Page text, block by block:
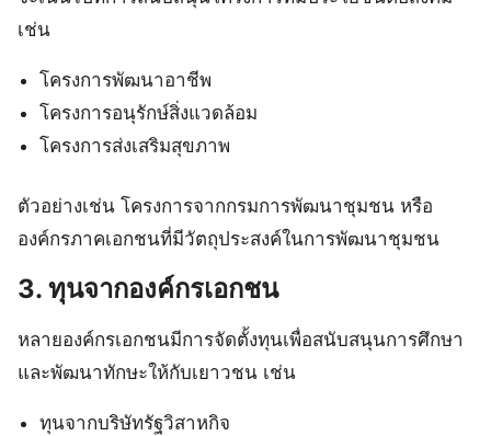
เช่น
โครงการพัฒนาอาชีพ
โครงการอนุรักษ์สิ่งแวดล้อม
โครงการส่งเสริมสุขภาพ
ตัวอย่างเช่น โครงการจากกรมการพัฒนาชุมชน หรือ
องค์กรภาคเอกชนที่มีวัตถุประสงค์ในการพัฒนาชุมชน
3. ทุนจากองค์กรเอกชน
หลายองค์กรเอกชนมีการจัดตั้งทุนเพื่อสนับสนุนการศึกษา
และพัฒนาทักษะให้กับเยาวชน เช่น
ทุนจากบริษัทรัฐวิสาหกิจ